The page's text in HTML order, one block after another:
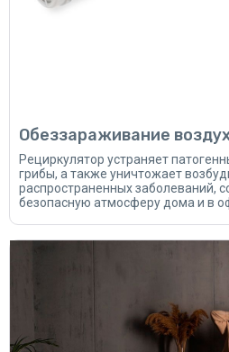
Обеззараживание
Рециркулятор устраняет
грибы, а также уничтожает
распространенных заболеваний,
безопасную атмосферу дома и в